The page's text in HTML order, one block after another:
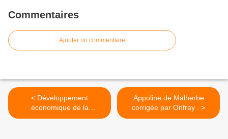
Commentaires
Ajouter un commentaire
< Développement
économique de la
Guadeloupe : "on espwa a
Appoline de Malherbe
corrigée par Onfray . >